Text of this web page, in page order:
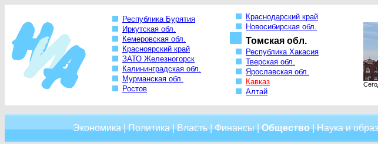
Республика Бурятия
Иркутская обл.
Кемеровская обл.
Красноярский край
ЗАТО Железногорск
Калининградская обл.
Мурманская обл.
Ростов
Краснодарский край
Новосибирская обл.
Томская обл.
Республика Хакасия
Тверская обл.
Ярославская обл.
Кавказ
Алтай
Экономика|Политика|Власть|Финансы|Общество|Наука и